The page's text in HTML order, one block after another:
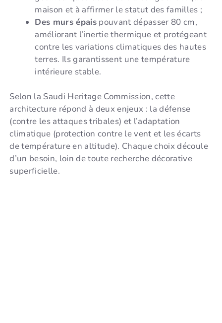
maison et à affirmer le statut des familles ;
Des murs épaispouvant dépasser 80 cm,
améliorant l’inertie thermique et protégeant
contre les variations climatiques des hautes
terres. Ils garantissent une température
intérieure stable.
Selon la Saudi Heritage Commission, cette
architecture répond à deux enjeux : la défense
(contre les attaques tribales) et l’adaptation
climatique (protection contre le vent et les écarts
de température en altitude). Chaque choix découle
d’un besoin, loin de toute recherche décorative
superficielle.